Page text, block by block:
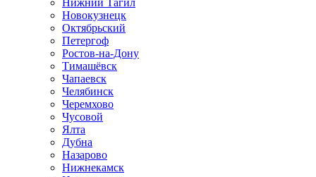
Нижний Тагил
Новокузнецк
Октябрьский
Петергоф
Ростов-на-Дону
Тимашёвск
Чапаевск
Челябинск
Черемхово
Чусовой
Ялта
Дубна
Назарово
Нижнекамск